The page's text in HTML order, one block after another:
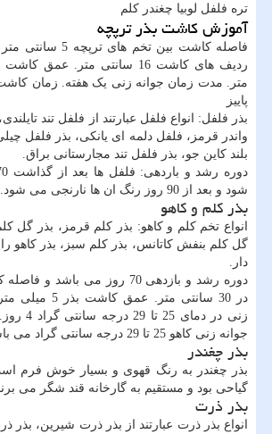
تره فلفل لوبیا چغندر کلم
آموزش کاشت بذر ترپچه
فاصله کاشت بین تخم
متر. مدت زمان جوانه زنی یک هفته. زمان کاشت:
پاییز
بذر فلفل: انواع فلفل عبارتند از فلفل تند
واندر قرمز، فلفل دلمه ای یانکی، بذر فلفل
بلند کاین جو، بذر فلفل تند مجارستانی براق.
شود و بعد از 90 روز رنگ ان ها نارنجی می شود.
بذر کلم و کاهو
انواع تخم کلم و کاهو: بذر کلم قرمز، بذر گل
گل کلم بنفش کاتانس، بذر کلم سبز، بذر کاهو
دار.
در 30 سانتی متر.
زنی در
جوانه زنی کاهو 25 تا 29 درجه سانتی گراد می باشد.
بذر چغندر
بذر چغندر به رنگ قهوی و بسیار خوش فرم
گیاحی بود و مستقیم به گارخانه قند شگر می
بذر ذرت
انواع بذر ذرت عبارتند از بذر ذرت شیرین، بذر